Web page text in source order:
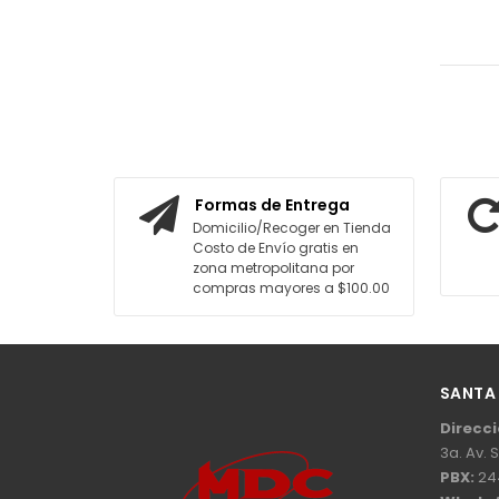
Formas de Entrega
Domicilio/Recoger en Tienda
Costo de Envío gratis en
zona metropolitana por
compras mayores a $100.00
3a. Av.
PBX: